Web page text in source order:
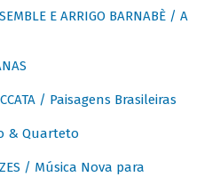
E ARRIGO BARNABÈ / A
/ Paisagens Brasileiras
& Quarteto
/ Música Nova para